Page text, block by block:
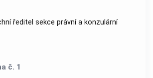
ředitel sekce právní a konzulární
č. 1